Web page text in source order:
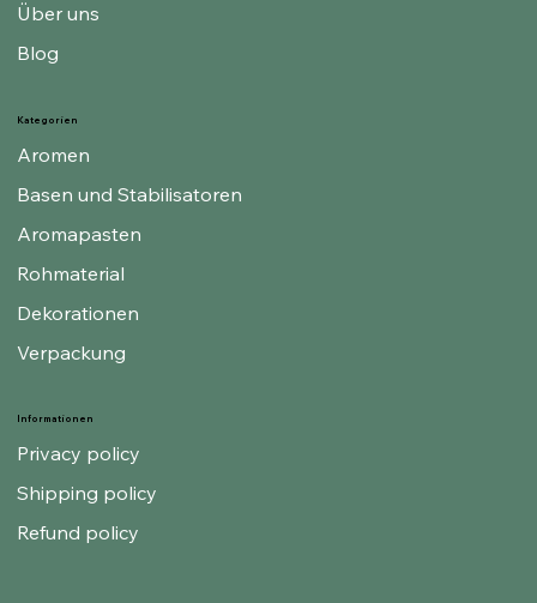
Informationen
Privacy policy
Shipping policy
Refund policy
Kategorien
Aromen
Basen und Stabilisatoren
Aromapasten
Rohmaterial
Dekorationen
Verpackung
Über uns
Blog